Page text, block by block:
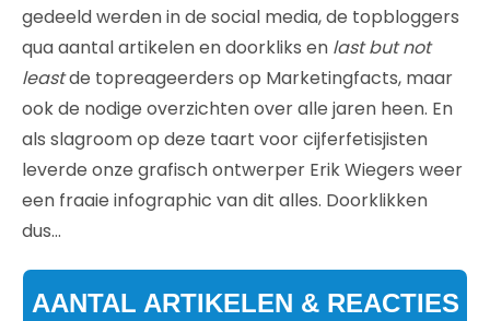
gedeeld werden in de social media, de topbloggers
qua aantal artikelen en doorkliks en last but not
leastde topreageerders op Marketingfacts, maar
ook de nodige overzichten over alle jaren heen. En
als slagroom op deze taart voor cijferfetisjisten
leverde onze grafisch ontwerper Erik Wiegers weer
een fraaie infographic van dit alles. Doorklikken
dus…
AANTAL ARTIKELEN & REACTIES